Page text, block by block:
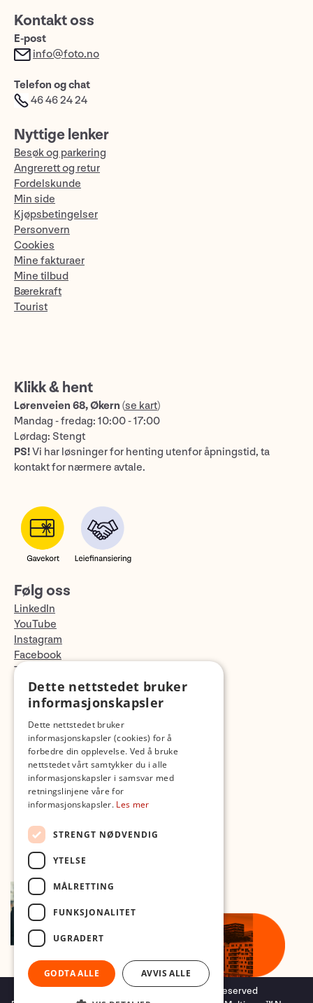
Kontakt oss
E-post
info@foto.no
Telefon og chat
46 46 24 24
Nyttige lenker
Besøk og parkering
Angrerett og retur
Fordelskunde
Min side
Kjøpsbetingelser
Personvern
Cookies
Mine fakturaer
Mine tilbud
Bærekraft
Tourist
Klikk & hent
Lørenveien 68, Økern (se kart)
Mandag - fredag: 10:00 - 17:00
Lørdag: Stengt
PS!Vi har løsninger for henting utenfor åpningstid, ta
kontakt for nærmere avtale.
Følg oss
LinkedIn
YouTube
Instagram
Facebook
TikTok
Fotopodden
Copyright © 2026 Foto.no - All rights reserved
Dette nettstedet bruker
informasjonskapsler
Dette nettstedet bruker
informasjonskapsler (cookies) for å
forbedre din opplevelse. Ved å bruke
nettstedet vårt samtykker du i alle
informasjonskapsler i samsvar med
retningslinjene våre for
informasjonskapsler. Les mer
STRENGT NØDVENDIG
YTELSE
MÅLRETTING
FUNKSJONALITET
UGRADERT
GODTA ALLE AVVIS ALLE